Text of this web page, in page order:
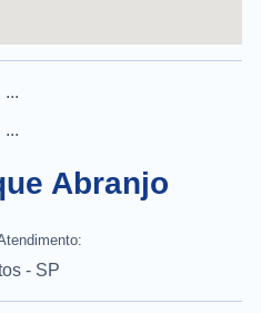
...
...
Abranjo
- SP